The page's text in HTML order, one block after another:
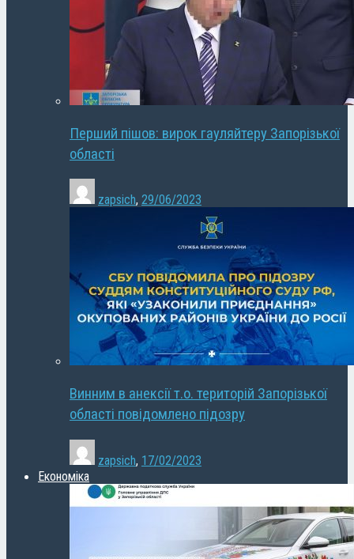
Перший пішов: вирок гауляйтеру Запорізької
області
zapsich, 29/06/2023
Винним в анексії т.о. територій Запорізької
області повідомлено підозру
zapsich, 17/02/2023
Економіка